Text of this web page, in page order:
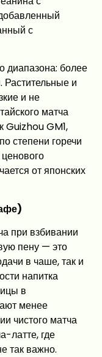
с
диапазона: более
Растительные и
и не
матча
Guizhou GM1,
степени горечи
от японских
при взбивании
пену — это
в чаше, так и
напитка
в
менее
чистого матча
латте, где
так важно.